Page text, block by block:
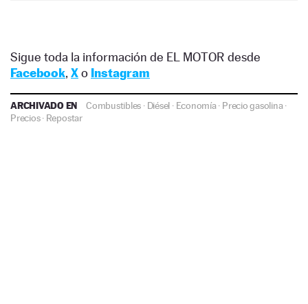
Sigue toda la información de EL MOTOR desde
Facebook, Xo Instagram
ARCHIVADO EN Combustibles · Diésel · Economía· Precio gasolina·
Precios· Repostar